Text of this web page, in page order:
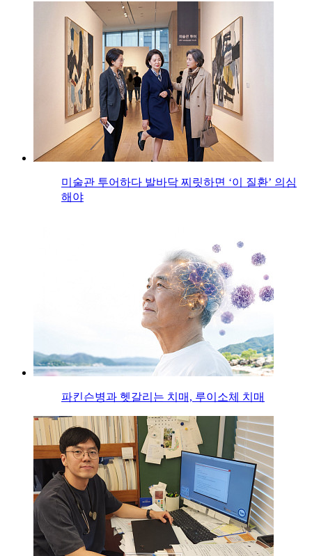
미술관 투어하다 발바닥 찌릿하면 ‘이 질환’ 의심
해야
파킨슨병과 헷갈리는 치매, 루이소체 치매